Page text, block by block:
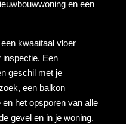
en een
kwaaitaal vloer
inspectie. Een
geschil met je
een balkon
het opsporen van alle
gevel en in je woning.